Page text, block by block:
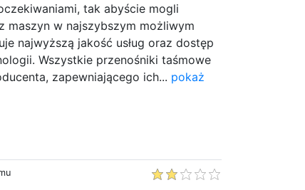
tak abyście mogli
maszyn w najszybszym możliwym
najwyższą jakość usług oraz dostęp
Wszystkie przenośniki taśmowe
zapewniającego ich... pokaż